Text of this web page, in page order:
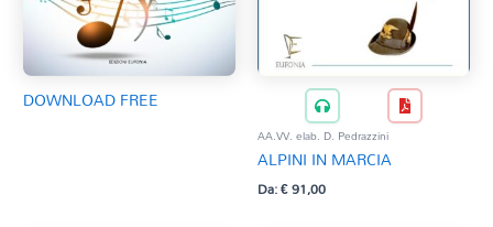
DOWNLOAD FREE
AA.VV. elab. D. Pedrazzini
ALPINI IN MARCIA
Da:€91,00